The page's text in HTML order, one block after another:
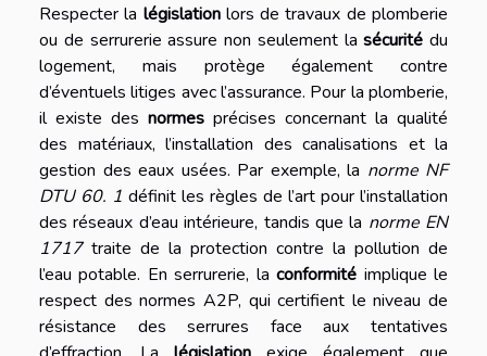
Respecter la législationlors de travaux de plomberie
ou de serrurerie assure non seulement lasécurité du
logement, mais protège également contre
d’éventuels litiges avec l’assurance. Pour la plomberie,
il existe des normes précises concernant la qualité
des matériaux, l’installation des canalisations et la
gestion des eaux usées. Par exemple, la norme NF
DTU 60. 1 définit les règles de l’art pour l’installation
des réseaux d’eau intérieure, tandis que la norme EN
1717traite de la protection contre la pollution de
l’eau potable. En serrurerie, laconformité implique le
respect des normes A2P, qui certifient le niveau de
résistance des serrures face aux tentatives